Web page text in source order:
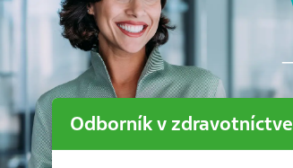
Odborník v zdravotníctve